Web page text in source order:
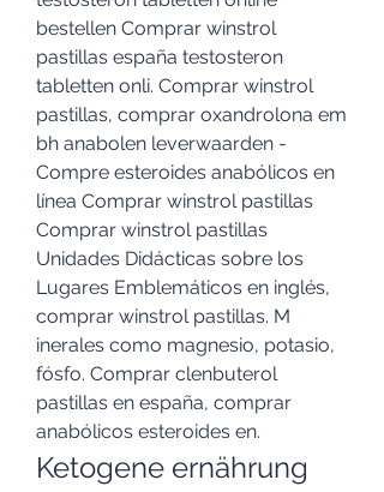
bestellen Comprar winstrol
pastillas españa testosteron
tabletten onli. Comprar winstrol
pastillas, comprar oxandrolona em
bh anabolen leverwaarden -
Compre esteroides anabólicos en
línea Comprar winstrol pastillas
Comprar winstrol pastillas
Unidades Didácticas sobre los
Lugares Emblemáticos en inglés,
comprar winstrol pastillas. M
inerales como magnesio, potasio,
fósfo. Comprar clenbuterol
pastillas en españa, comprar
anabólicos esteroides en.
Ketogene ernährung